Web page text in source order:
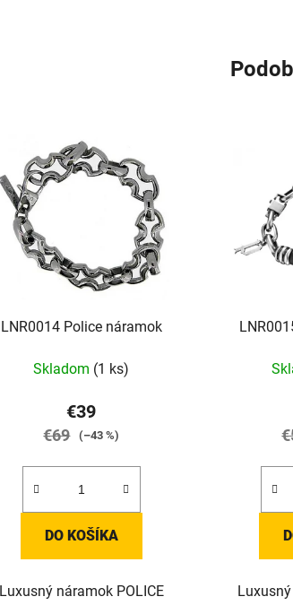
LNR0014 Police náramok
Skladom (1 ks)
€39
€69 (–43 %)
DO KOŠÍKA
Luxusný náramok POLICE